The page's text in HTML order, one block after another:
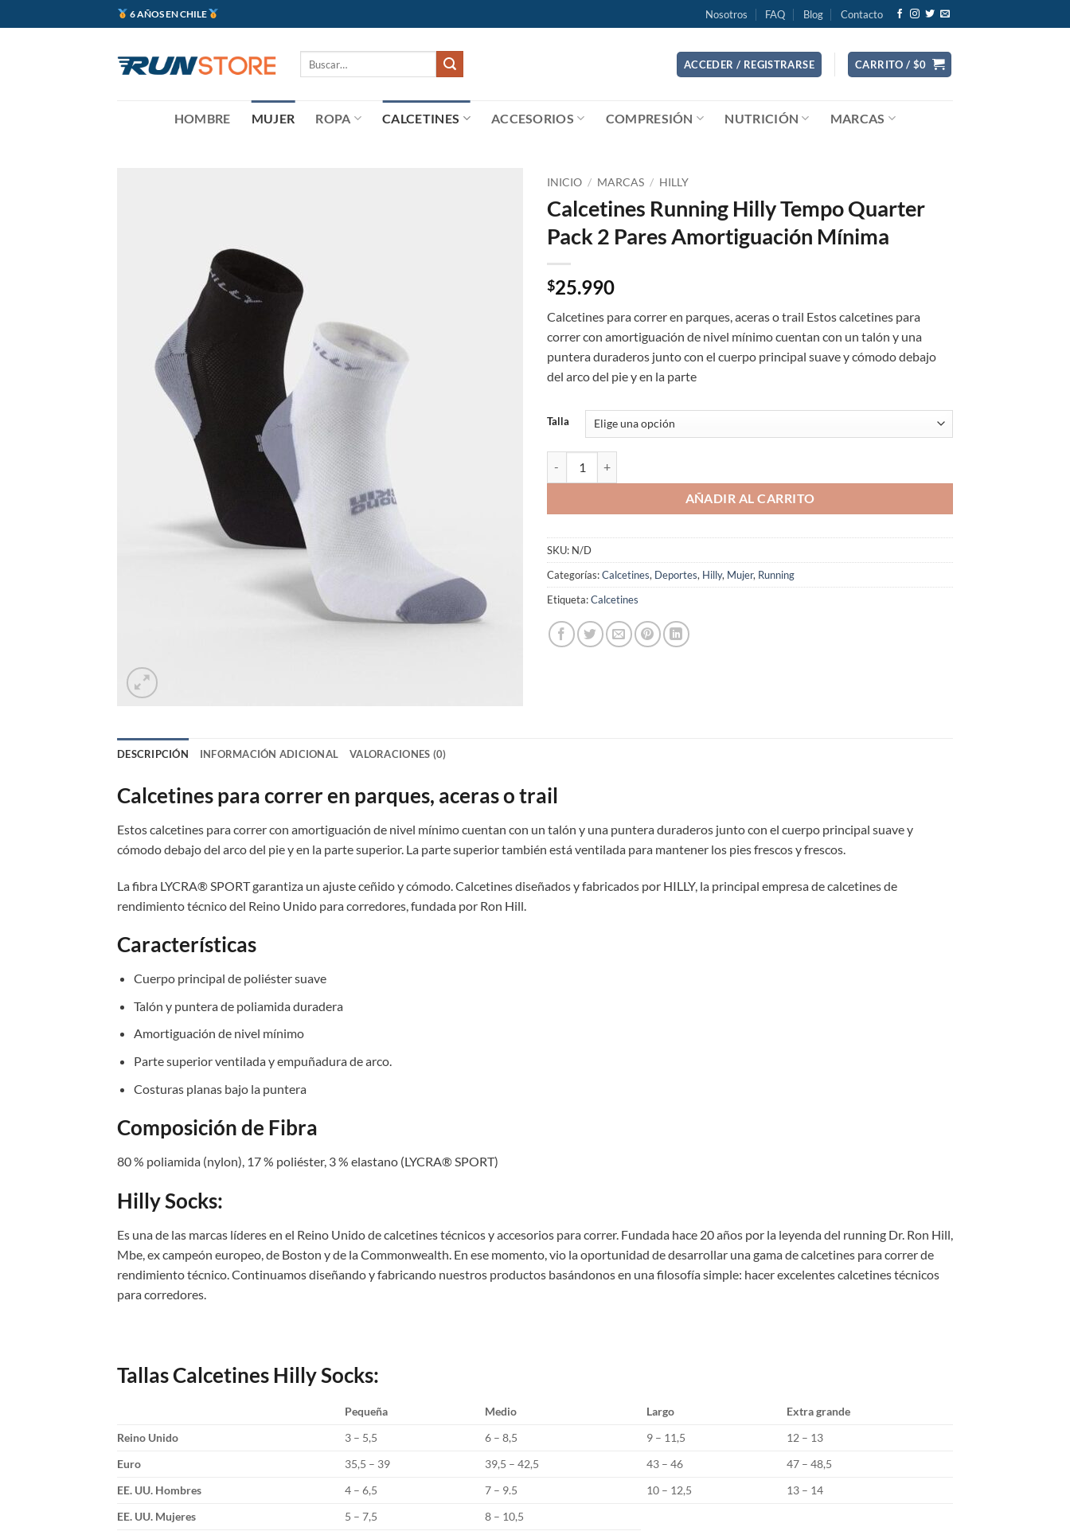
al
6 AÑOS EN CHILE Nosotros FAQ Blog Contacto
ACCEDER / REGISTRARSE CARRITO / $0
HOMBRE MUJER ROPA CALCETINES ACCESORIOS COMPRESIÓN NUTRICIÓN MARCAS
INICIO / MARCAS / HILLY
Calcetines Running Hilly Tempo Quarter
Pack 2 Pares Amortiguación Mínima
$25.990
Calcetines para correr en parques, aceras o trail Estos calcetines para
correr con amortiguación de nivel mínimo cuentan con un talón y una
puntera duraderos junto con el cuerpo principal suave y cómodo debajo
del arco del pie y en la parte
Talla
AÑADIR AL CARRITO
SKU: N/D
Categorías:Calcetines, Deportes, Hilly, Mujer, Running
Etiqueta:Calcetines
DESCRIPCIÓN INFORMACIÓN ADICIONAL VALORACIONES (0)
Calcetines para correr en parques, aceras o trail
Estos calcetines para correr con amortiguación de nivel mínimo cuentan con un talón y una puntera duraderos junto con el cuerpo principal suave y
cómodo debajo del arco del pie y en la parte superior. La parte superior también está ventilada para mantener los pies frescos y frescos.
La fibra LYCRA® SPORT garantiza un ajuste ceñido y cómodo. Calcetines diseñados y fabricados por HILLY, la principal empresa de calcetines de
rendimiento técnico del Reino Unido para corredores, fundada por Ron Hill.
Características
Cuerpo principal de poliéster suave
Talón y puntera de poliamida duradera
Amortiguación de nivel mínimo
Parte superior ventilada y empuñadura de arco.
Costuras planas bajo la puntera
Composición de Fibra
80 % poliamida (nylon), 17 % poliéster, 3 % elastano (LYCRA® SPORT)
Hilly Socks:
Es una de las marcas líderes en el Reino Unido de calcetines técnicos y accesorios para correr. Fundada hace 20 años por la leyenda del running Dr. Ron Hill,
Mbe, ex campeón europeo, de Boston y de la Commonwealth. En ese momento, vio la oportunidad de desarrollar una gama de calcetines para correr de
rendimiento técnico. Continuamos diseñando y fabricando nuestros productos basándonos en una filosofía simple: hacer excelentes calcetines técnicos
para corredores.
Tallas Calcetines Hilly Socks:
Pequeña Medio Largo
Extra grande
Reino Unido
3 – 5,5 6 – 8,5 9 – 11,5
12 – 13
Euro
35,5 – 39 39,5 – 42,5 43 – 46
47 – 48,5
EE. UU. Hombres
4 – 6,5 7 – 9.5 10 – 12,5
13 – 14
EE. UU. Mujeres
5 – 7,5 8 – 10,5